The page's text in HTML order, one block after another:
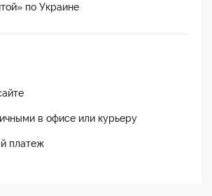
по Украине
в офисе или курьеру
платеж